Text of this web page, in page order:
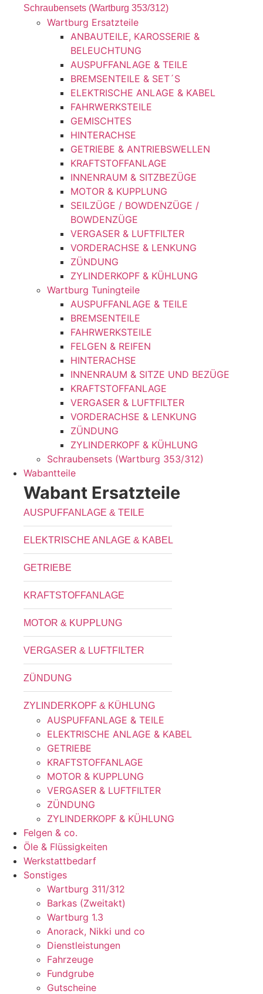
Schraubensets (Wartburg 353/312)
Wartburg Ersatzteile
ANBAUTEILE, KAROSSERIE &
BELEUCHTUNG
AUSPUFFANLAGE & TEILE
BREMSENTEILE & SET´S
ELEKTRISCHE ANLAGE & KABEL
FAHRWERKSTEILE
GEMISCHTES
HINTERACHSE
GETRIEBE & ANTRIEBSWELLEN
KRAFTSTOFFANLAGE
INNENRAUM & SITZBEZÜGE
MOTOR & KUPPLUNG
SEILZÜGE / BOWDENZÜGE /
BOWDENZÜGE
VERGASER & LUFTFILTER
VORDERACHSE & LENKUNG
ZÜNDUNG
ZYLINDERKOPF & KÜHLUNG
Wartburg Tuningteile
AUSPUFFANLAGE & TEILE
BREMSENTEILE
FAHRWERKSTEILE
FELGEN & REIFEN
HINTERACHSE
INNENRAUM & SITZE UND BEZÜGE
KRAFTSTOFFANLAGE
VERGASER & LUFTFILTER
VORDERACHSE & LENKUNG
ZÜNDUNG
ZYLINDERKOPF & KÜHLUNG
Schraubensets (Wartburg 353/312)
Wabantteile
Wabant Ersatzteile
AUSPUFFANLAGE & TEILE
ELEKTRISCHE ANLAGE & KABEL
GETRIEBE
KRAFTSTOFFANLAGE
MOTOR & KUPPLUNG
VERGASER & LUFTFILTER
ZÜNDUNG
ZYLINDERKOPF & KÜHLUNG
AUSPUFFANLAGE & TEILE
ELEKTRISCHE ANLAGE & KABEL
GETRIEBE
KRAFTSTOFFANLAGE
MOTOR & KUPPLUNG
VERGASER & LUFTFILTER
ZÜNDUNG
ZYLINDERKOPF & KÜHLUNG
Felgen & co.
Öle & Flüssigkeiten
Werkstattbedarf
Sonstiges
Wartburg 311/312
Barkas (Zweitakt)
Wartburg 1.3
Anorack, Nikki und co
Dienstleistungen
Fahrzeuge
Fundgrube
Gutscheine